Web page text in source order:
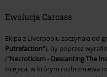
Ewolucja Carcass
Ekipa z Liverpoolu zaczynała od
Putrefaction"), by poprzez
("Necroticism - Descanting The
miejsca, w którym rozbrzmiewa